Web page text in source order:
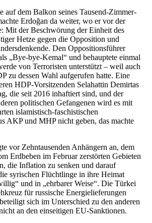
auf dem Balkon seines Tausend-Zimmer-
Erdoğan da weiter, wo er vor der
Mit der Beschwörung der Einheit des
Hetze gegen die Opposition und
Den Oppositionsführer
„Bye-bye-Kemal“ und behauptete einmal
von Terroristen unterstützt – weil auch
zu dessen Wahl aufgerufen hatte. Eine
HDP-Vorsitzenden Selahattin Demirtas
die seit 2016 inhaftiert sind, und der
politischen Gefangenen wird es mit
islamistisch-faschistischen
AKP und MHP nicht geben, das machte
vor Zehntausenden Anhängern an, dem
Erdbeben im Februar zerstörten Gebieten
die Inflation zu senken und darauf
syrischen Flüchtlinge in ihre Heimat
und in „ehrbarer Weise“. Die Türkei
für russische Energielieferungen
sich im Unterschied zu den anderen
an den einseitigen EU-Sanktionen.